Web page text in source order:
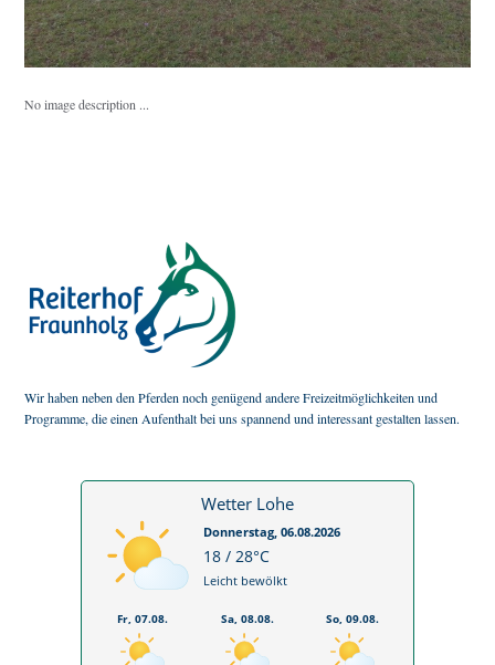
No image description ...
Wir haben neben den Pferden noch genügend andere Freizeitmöglichkeiten und
Programme, die einen Aufenthalt bei uns spannend und interessant gestalten lassen.
Wetter Lohe
Donnerstag, 06.08.2026
18 / 28°C
Leicht bewölkt
Fr, 07.08. Sa, 08.08. So, 09.08.